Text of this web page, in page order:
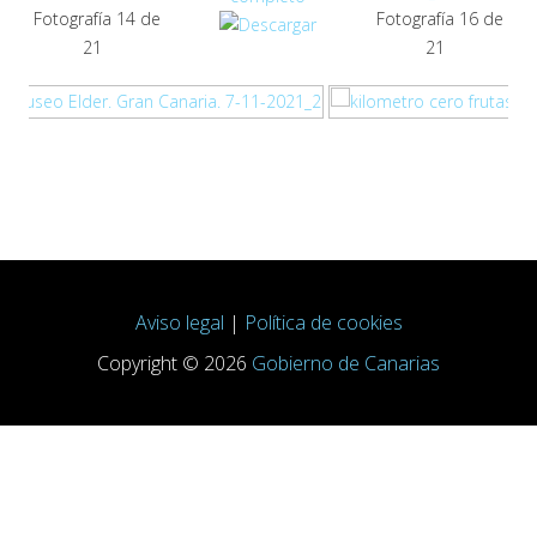
Fotografía 14 de
21
Fotografía 16 de
21
Aviso legal | Política de cookies
Copyright © 2026 Gobierno de Canarias